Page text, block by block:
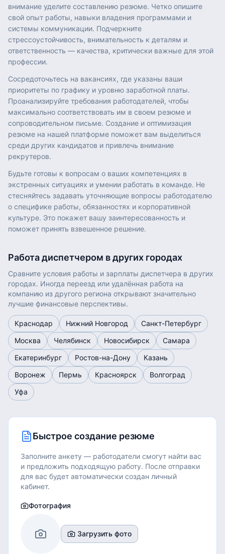
внимание уделите составлению резюме. Четко опишите
свой опыт работы, навыки владения программами и
системы коммуникации. Подчеркните
стрессоустойчивость, внимательность к деталям и
ответственность — качества, критически важные для этой
профессии.
Сосредоточьтесь на вакансиях, где указаны ваши
приоритеты по графику и уровню заработной платы.
Проанализируйте требования работодателей, чтобы
максимально соответствовать им в своем резюме и
сопроводительном письме. Создание и оптимизация
резюме на нашей платформе поможет вам выделиться
среди других кандидатов и привлечь внимание
рекрутеров.
Будьте готовы к вопросам о ваших компетенциях в
экстренных ситуациях и умении работать в команде. Не
стесняйтесь задавать уточняющие вопросы работодателю
о специфике работы, обязанностях и корпоративной
культуре. Это покажет вашу заинтересованность и
поможет принять взвешенное решение.
Работадиспетчером в других городах
Сравните условия работы и зарплаты диспетчера в других
городах. Иногда переезд или удалённая работа на
компанию из другого региона открывают значительно
лучшие финансовые перспективы.
Краснодар Нижний Новгород
Санкт-Петербург
Москва
Челябинск Новосибирск
Самара
Екатеринбург
Ростов-на-Дону
Казань
Воронеж
Пермь Красноярск
Волгоград
Уфа
Быстрое создание резюме
Заполните анкету — работодатели смогут найти вас
и предложить подходящую работу. После отправки
для вас будет автоматически создан личный
кабинет.
Фотография
Загрузить фото